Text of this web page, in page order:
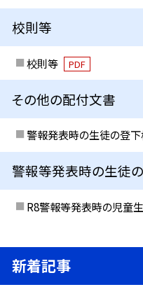
校則等
校則等 PDF
その他の配付文書
警報発表時の生徒の登下
警報等発表時の生徒
R8警報等発表時の児童
新着記事